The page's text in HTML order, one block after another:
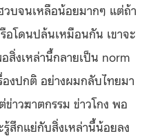
วบจนเหลือน้อยมากๆ แต่ถ้า
อโดนปล้นเหมือนกัน เขาจะ
สิ่งเหล่านี้กลายเป็น norm
งปกติ อย่างผมกลับไทยมา
าวฆาตกรรม ข่าวโกง พอ
สึกแย่กับสิ่งเหล่านี้น้อยลง